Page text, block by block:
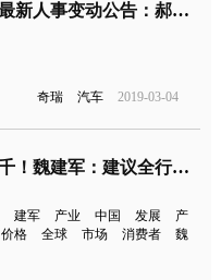
长城汽车发布最新人事变动公告：郝建军、刘智丰不再履职另有原因
奇瑞 汽车 2019-03-04
车企造假出老千！魏建军：建议全行业审计
建军 产业 中国 发展
产
价格 全球 市场 消费者
魏